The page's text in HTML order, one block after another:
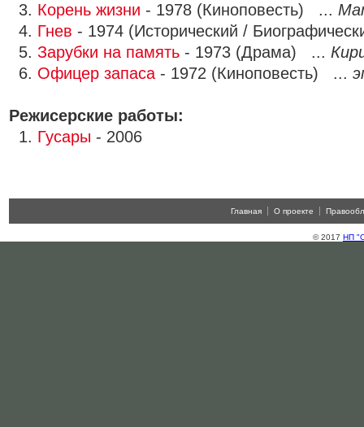
3. Корень жизни - 1978 (Киноповесть) ...
4. Гнев - 1974 (Исторический /
5. Зарубки на память - 1973 (Драма) ...
6. Офицер запаса - 1972 (Киноповесть) ...
Режисерские работы:
1. Гусары - 2006
Главная О проекте
© 2017 НП